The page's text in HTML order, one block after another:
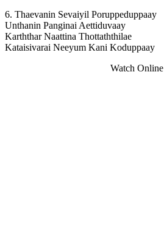
6. Thaevanin Sevaiyil Poruppeduppaay
Unthanin Panginai Aettiduvaay
Karththar Naattina Thottaththilae
Kataisivarai Neeyum Kani Koduppaay
Watch Online